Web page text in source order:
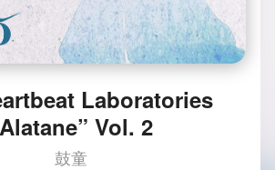
Laboratories
Vol. 2
鼓童